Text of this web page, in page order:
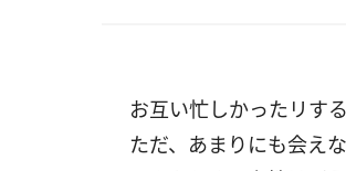
お互い忙しかったリす
ただ、あまりにも会え